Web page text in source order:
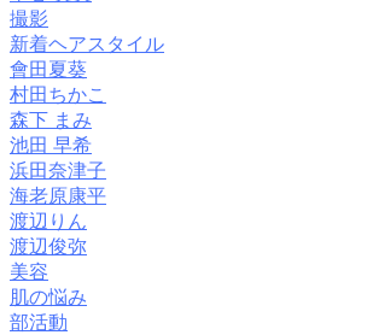
撮影
新着ヘアスタイル
會田夏葵
村田ちかこ
森下 まみ
池田 早希
浜田奈津子
海老原康平
渡辺りん
渡辺俊弥
美容
肌の悩み
部活動